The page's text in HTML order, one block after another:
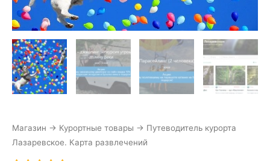
Магазин → Курортные товары → Путеводитель курорта
Лазаревское. Карта развлечений